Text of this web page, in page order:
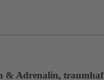
& Adrenalin,